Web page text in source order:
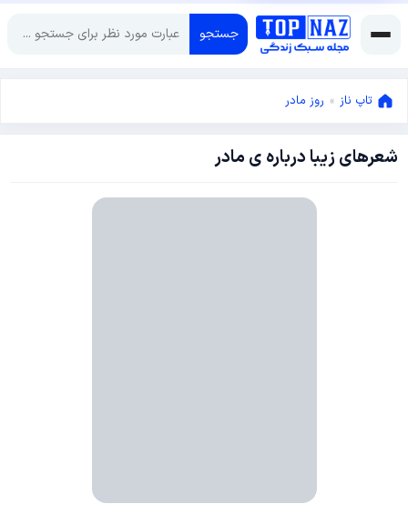
جستجو
تاپ ناز » روز مادر
شعرهای زیبا درباره ی مادر
آوریل